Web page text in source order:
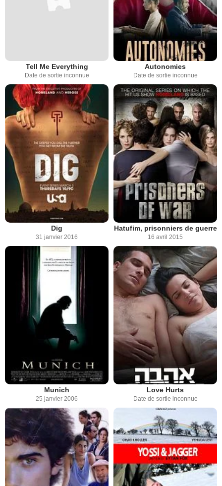
Tell Me Everything
Date de sortie inconnue
Autonomies
Date de sortie inconnue
Dig
31 janvier 2016
Hatufim, prisonniers de guerre
16 avril 2015
Munich
25 janvier 2006
Love Hurts
Date de sortie inconnue